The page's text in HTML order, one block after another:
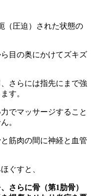
（圧迫）された状態の
目の奥にかけてズキズ
さらには指先にまで強
す。
でマッサージすること
。
筋肉の間に神経と血管
ぐすと、
さらに骨（第1肋骨）